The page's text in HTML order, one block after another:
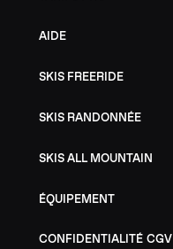
AIDE
SKIS FREERIDE
SKIS RANDONNÉE
SKIS ALL MOUNTAIN
ÉQUIPEMENT
CONFIDENTIALITÉ CGV